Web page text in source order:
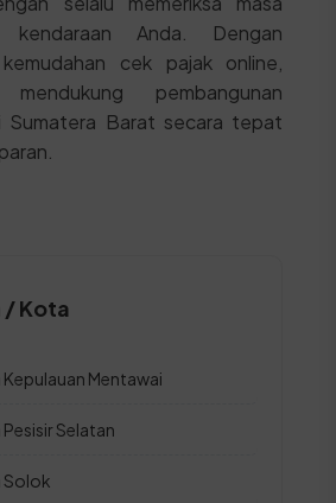
kendaraan Anda. Dengan
cek pajak online,
pembangunan
Sumatera Barat secara tepat
/ Kota
Mentawai
Selatan